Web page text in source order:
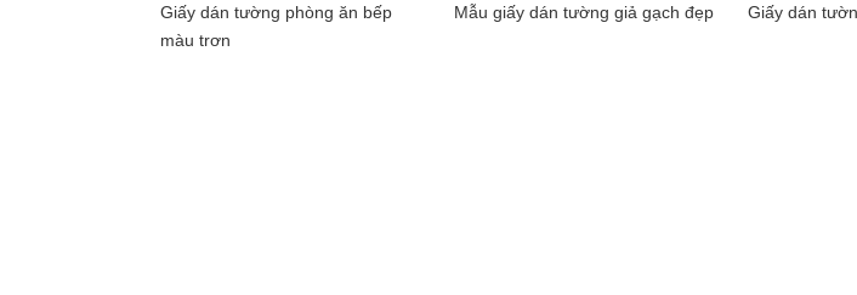
Giấy dán tường phòng ăn bếp
màu trơn
Mẫu giấy dán tường giả gạch đẹp Giấy dán